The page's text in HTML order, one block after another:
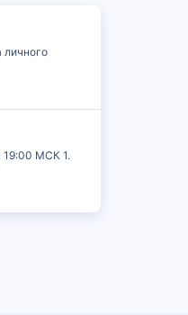
личного
МСК 1.